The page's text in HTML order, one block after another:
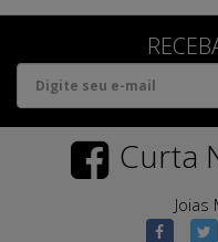
Curta
Joias